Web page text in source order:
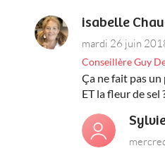
isabelle
mardi 26 juin
Conseillère Guy
Ça ne fait pas
ET la fleur de sel